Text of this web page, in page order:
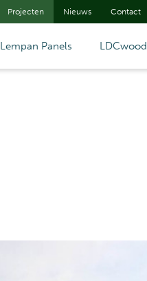
Projecten Nieuws Contact
Lempan Panels LDCwood